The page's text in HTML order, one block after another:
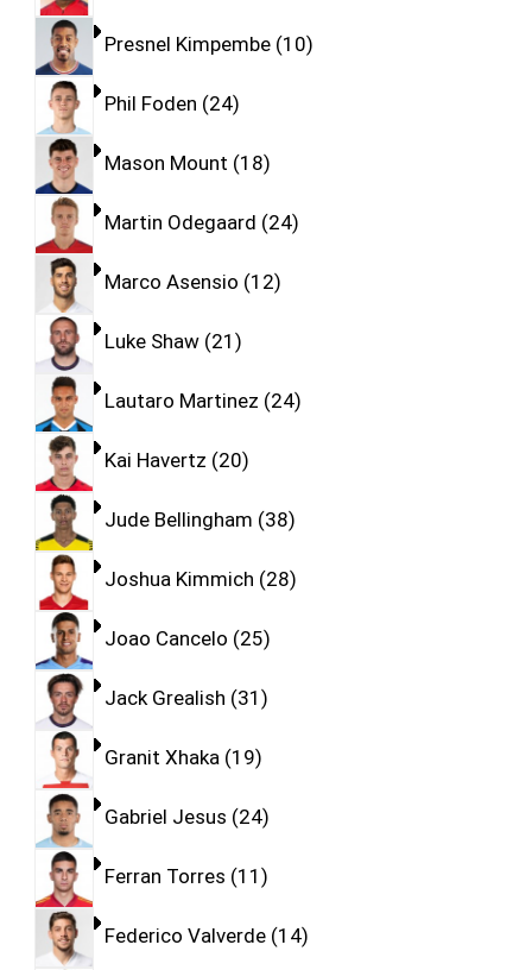
Presnel Kimpembe 10
Phil Foden 24
Mason Mount 18
Martin Odegaard 24
Marco Asensio 12
Luke Shaw 21
Lautaro Martinez 24
Kai Havertz 20
Jude Bellingham 38
Joshua Kimmich 28
Joao Cancelo 25
Jack Grealish 31
Granit Xhaka 19
Gabriel Jesus 24
Ferran Torres 11
Federico Valverde 14